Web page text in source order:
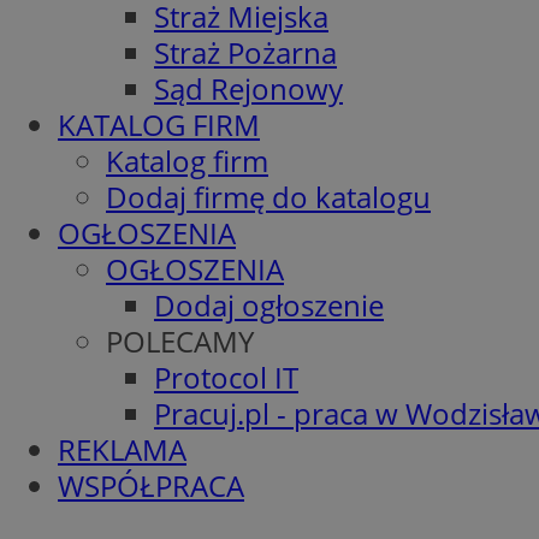
Straż Miejska
Straż Pożarna
Sąd Rejonowy
KATALOG FIRM
Katalog firm
Dodaj firmę do katalogu
OGŁOSZENIA
OGŁOSZENIA
Dodaj ogłoszenie
POLECAMY
Protocol IT
Pracuj.pl - praca w
REKLAMA
WSPÓŁPRACA